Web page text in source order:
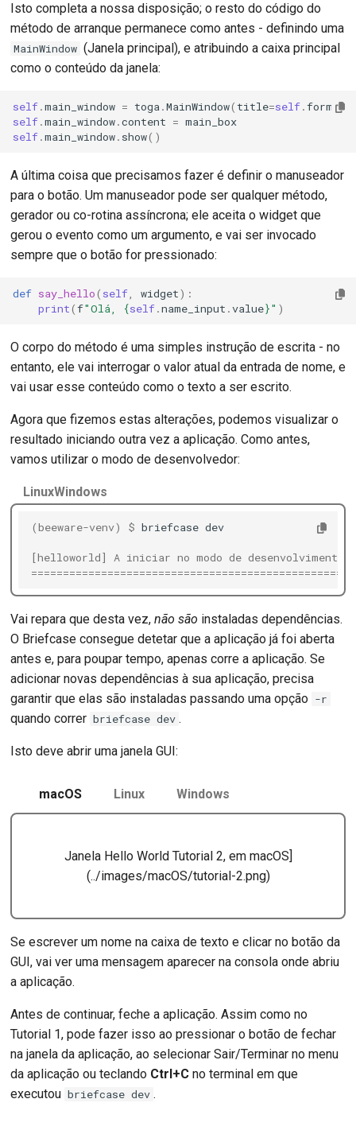
Isto completa a nossa disposição; o resto do código do
método de arranque permanece como antes - definindo uma
MainWindow (Janela principal), e atribuindo a caixa principal
como o conteúdo da janela:
self.main_window = toga.MainWindow( title=self.
self.main_window.content = main_box
self.main_window. show()
A última coisa que precisamos fazer é definir o manuseador
para o botão. Um manuseador pode ser qualquer método,
gerador ou co-rotina assíncrona; ele aceita o widget que
gerou o evento como um argumento, e vai ser invocado
sempre que o botão for pressionado:
def say_hello( self, widget):
print(f"Olá, {self.name_input .value}" )
O corpo do método é uma simples instrução de escrita - no
entanto, ele vai interrogar o valor atual da entrada de nome, e
vai usar esse conteúdo como o texto a ser escrito.
Agora que fizemos estas alterações, podemos visualizar o
resultado iniciando outra vez a aplicação. Como antes,
vamos utilizar o modo de desenvolvedor:
LinuxWindows
(beeware-venv) $ briefcase dev
[helloworld] A iniciar no modo de
Vai repara que desta vez, não são instaladas dependências.
O Briefcase consegue detetar que a aplicação já foi aberta
antes e, para poupar tempo, apenas corre a aplicação. Se
adicionar novas dependências à sua aplicação, precisa
garantir que elas são instaladas passando uma opção -r
quando correr briefcase dev .
Isto deve abrir uma janela GUI:
macOS Linux Windows
Janela Hello World Tutorial 2, em macOS]
(../images/macOS/tutorial-2.png)
Se escrever um nome na caixa de texto e clicar no botão da
GUI, vai ver uma mensagem aparecer na consola onde abriu
a aplicação.
Antes de continuar, feche a aplicação. Assim como no
Tutorial 1, pode fazer isso ao pressionar o botão de fechar
na janela da aplicação, ao selecionar Sair/Terminar no menu
da aplicação ou teclando Ctrl+Cno terminal em que
executou briefcase dev .